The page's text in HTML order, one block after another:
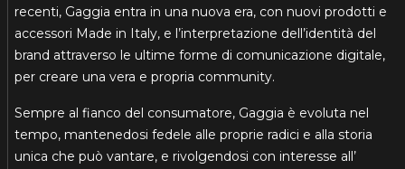
recenti, Gaggia entra in una nuova era, con nuovi prodotti e
accessori Made in Italy, e l’interpretazione dell’identità del
brand attraverso le ultime forme di comunicazione digitale,
per creare una vera e propria community.
Sempre al fianco del consumatore, Gaggia è evoluta nel
tempo, mantenedosi fedele alle proprie radici e alla storia
unica che può vantare, e rivolgendosi con interesse all’